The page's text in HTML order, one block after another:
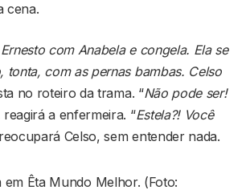
cena.
com Anabela e congela. Ela se
tonta, com as pernas bambas. Celso
no roteiro da trama. “Não pode ser!
reagirá a enfermeira. “Estela?! Você
Celso, sem entender nada.